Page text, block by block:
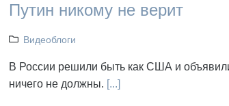
Путин никому не верит
Видеоблоги
В России решили быть как США и
ничего не должны. [...]